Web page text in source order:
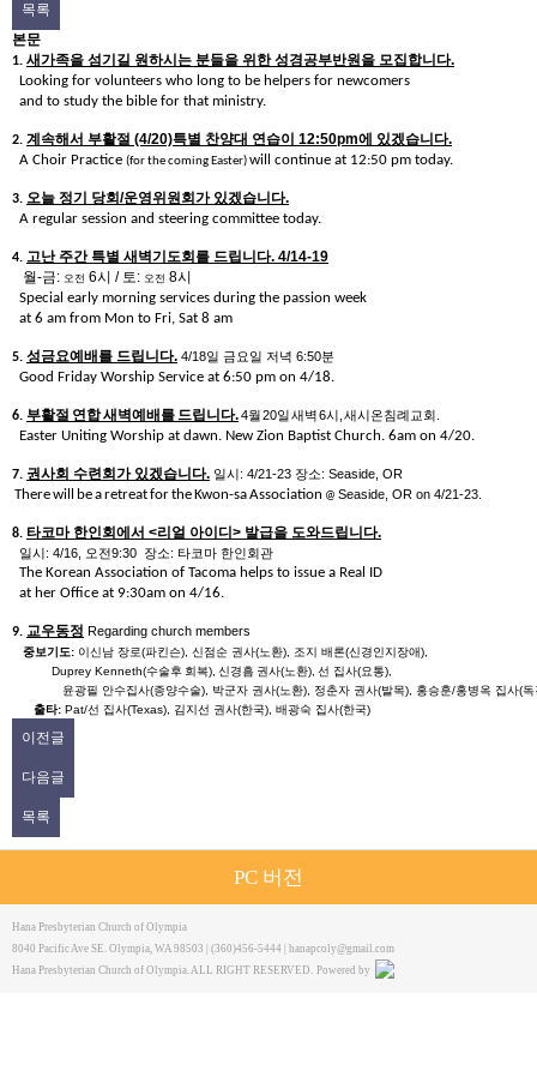
목록
본문
1. 새가족을 섬기길 원하시는 분들을 위한 성경공부반원을 모집합니다.
Looking for volunteers who long to be helpers for newcomers
and to study the bible for that ministry.
2. 계속해서 부활절 (4/20)특별 찬양대 연습이 12:50pm에 있겠습니다.
A Choir Practice (for the coming Easter)will continue at 12:50 pm today.
3. 오늘 정기 당회/운영위원회가 있겠습니다.
A regular session and steering committee today.
4. 고난 주간 특별 새벽기도회를 드립니다. 4/14-19
월-금: 오전 6시 / 토: 오전 8시
Special early morning services during the passion week
at 6 am from Mon to Fri, Sat 8 am
5. 성금요예배를 드립니다. 4/18일 금요일 저녁 6:50분
Good Friday Worship Service at 6:50 pm on 4/18.
6. 부활절 연합새벽예배를드립니다.4월 20일새벽6시 새시온침례교회
Easter Uniting Worship at dawn. New Zion Baptist Church. 6am on 4/20.
7. 권사회 수련회가 있겠습니다. 일시 : 4/21-23 장소: Seaside, OR
Therewill bearetreatforthe Kwon-saAssociation @ Seaside, OR on 4/21-23.
8. 타코마 한인회에서 <리얼 아이디 > 발급을 도와드립니다.
일시 : 4/16, 오전9:30 장소: 타코마 한인회관
The Korean Association of Tacoma helps to issue a Real ID
at her Office at 9:30am on 4/16.
9. 교우동정 Regarding church members
중보기도: 이신남 장로(파킨슨), 신점순 권사(노환), 조지 배론(신경인지장애),
Duprey Kenneth(수술후 회복), 신경흠 권사(노환), 선 집사(요통),
윤광필 안수집사(종양수술), 박군자 권사(노환), 정춘자 권사(발목), 홍승훈/홍병옥 집사(독
출타: Pat/선 집사(Texas), 김지선 권사(한국), 배광숙 집사(한국)
이전글
다음글
목록
PC 버전
Hana Presbyterian Church of Olympia
8040 Pacific Ave SE. Olympia, WA 98503 | (360)456-5444 |
hanapcoly@gmail.com
Hana Presbyterian Church of Olympia. ALL RIGHT RESERVED. Powered by